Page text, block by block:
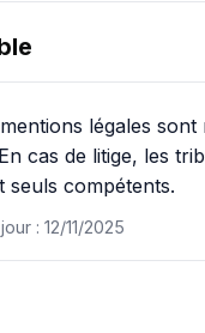
légales sont
cas de litige, les
seuls compétents.
: 12/11/2025